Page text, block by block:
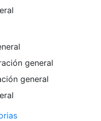
general
general